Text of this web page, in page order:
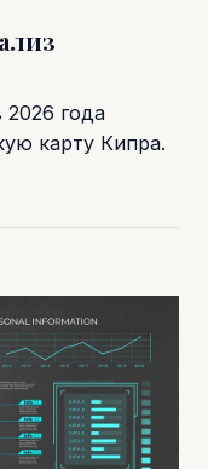
года
карту Кипра.